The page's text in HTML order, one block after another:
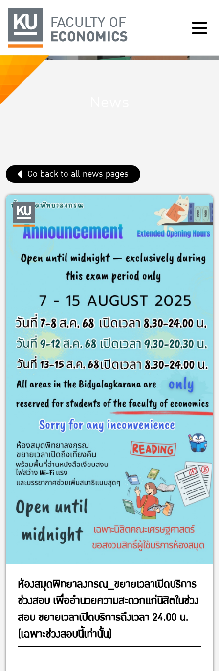
Go back to all news pages
ห้องสมุดพิทยาลงกรณ_ขยายเวลาเปิดบริการ
ช่วงสอบ เพื่ออำนวยความสะดวกแก่นิสิตในช่วง
สอบ ขยายเวลาเปิดบริการถึงเวลา 24.00 น.
(เฉพาะช่วงสอบนี้เท่านั้น)